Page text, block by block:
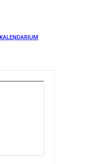
KALENDARIUM